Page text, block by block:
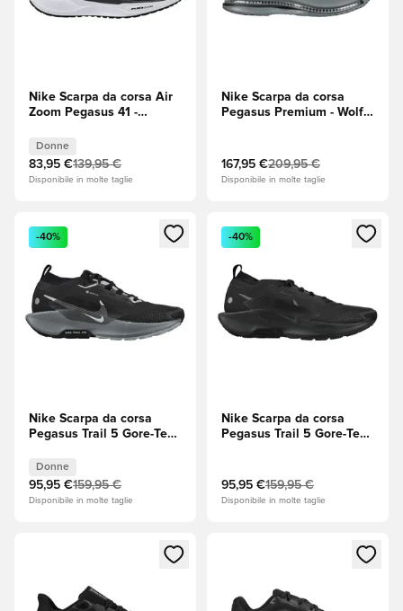
Nike Scarpa da corsa Air
Zoom Pegasus 41 -
Donna
Donne
83,95 €139,95 €
Disponibile in molte taglie
Nike Scarpa da corsa
Pegasus Premium - Wolf
167,95 €209,95 €
Disponibile in molte taglie
Apre una finestra modale per accedere o registrarsi come
-40%
Nike Scarpa da corsa
Pegasus Trail 5 Gore-Tex -
(Grigio)/Antracite Donna
Donne
95,95 €159,95 €
Disponibile in molte taglie
Apre una finestra modale
-40%
Nike Scarpa da corsa
Pegasus Trail 5 Gore-Tex -
95,95 €159,95 €
Disponibile in molte taglie
Apre una finestra modale per accedere o registrarsi come
Apre una finestra modale